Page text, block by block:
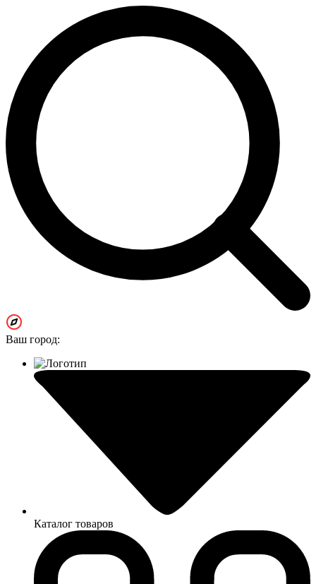
Ваш город:
Каталог товаров